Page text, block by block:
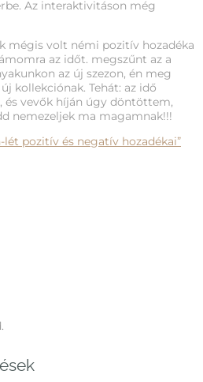
Az interaktivitáson még
mégis volt némi pozitív hozadéka
az időt. megszűnt az a
az új szezon, én meg
kollekciónak. Tehát: az idő
vevők híján úgy döntöttem,
nemezeljek ma magamnak!!!
lét pozitív és negatív hozadékai”